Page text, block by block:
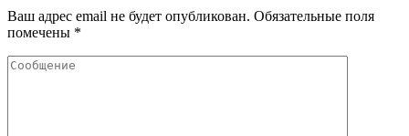
Ваш адрес email не будет опубликован. Обязательные поля
помечены *